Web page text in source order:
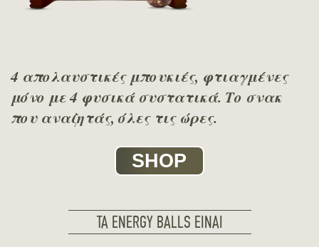
4 απολαυστικές μπουκιές, φτιαγμένες
μόνο με 4 φυσικά συστατικά. Το σνακ
που αναζητάς, όλες τις ώρες.
SHOP
TA ENERGY BALLS EINAI